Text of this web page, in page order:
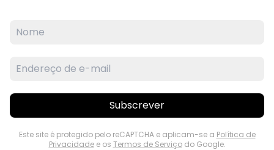
Subscrever
Este site é protegido pelo reCAPTCHA e aplicam-se a Política de
Privacidadee os Termos de Serviçodo Google.